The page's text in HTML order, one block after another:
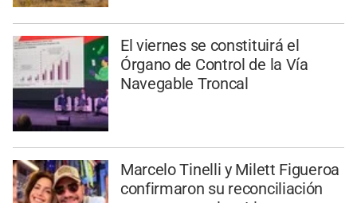
El viernes se constituirá el
Órgano de Control de la Vía
Navegable Troncal
Marcelo Tinelli y Milett Figueroa
confirmaron su reconciliación